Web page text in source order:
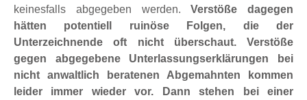
keinesfalls abgegeben werden.Verstöße dagegen
hätten potentiell ruinöse Folgen, die der
Unterzeichnende oft nicht überschaut. Verstöße
gegen abgegebene Unterlassungserklärungen bei
nicht anwaltlich beratenen Abgemahnten kommen
leider immer wieder vor. Dann stehen bei einer